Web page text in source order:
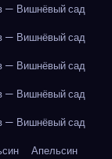
— Вишнёвый сад
— Вишнёвый сад
— Вишнёвый сад
— Вишнёвый сад
— Вишнёвый сад
Апельсин